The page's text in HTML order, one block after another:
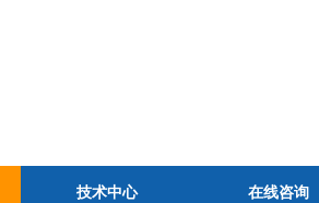
技术中心 在线咨询